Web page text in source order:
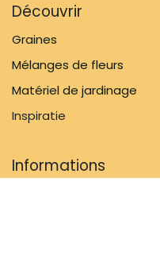
Découvrir
Graines
Mélanges de fleurs
Matériel de jardinage
Inspiratie
Informations